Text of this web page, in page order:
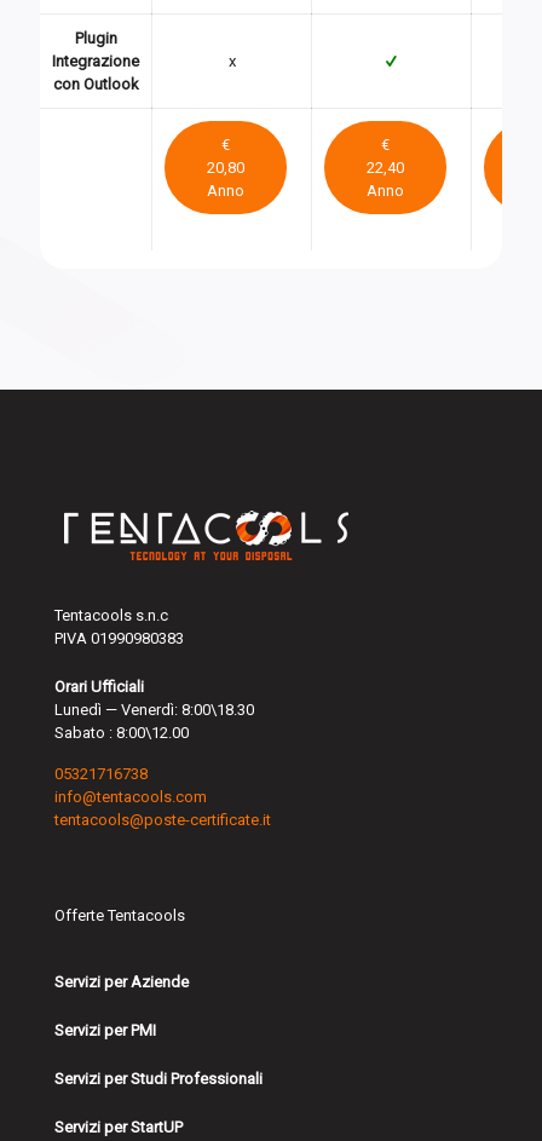
Plugin
Integrazione
con Outlook
x
€
20,80
Anno
€
22,40
Anno
Tentacools s.n.c
PIVA 01990980383
Orari Ufficiali
Lunedì — Venerdì: 8:00\18.30
Sabato : 8:00\12.00
05321716738
info@tentacools.com
tentacools@poste-certificate.it
Offerte Tentacools
Servizi per Aziende
Servizi per PMI
Servizi per Studi Professionali
Servizi per StartUP